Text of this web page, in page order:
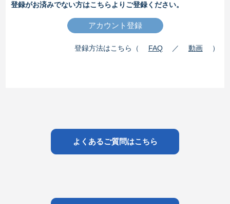
登録がお済みでない方はこちらよりご登録ください。
登録方法はこちら（ FAQ／ 動画）